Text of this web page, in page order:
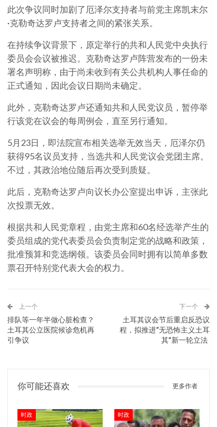
此次争议同时加剧了厄泽尔支持者与前党主席凯末尔
·克勒奇达罗卢支持者之间的紧张关系。
在持续争议背景下，原定举行的共和人民党中央执行
委员会会议被推迟。克勒奇达罗卢阵营发布的一份未
署名声明称，由于尚未收到有关公共机构人事任命的
正式通知，因此会议日期尚未确定。
此外，克勒奇达罗卢还通知共和人民党议员，暂停举
行该党在议会的每周例会，直至另行通知。
5月23日，即法院宣布相关选举无效当天，厄泽尔仍
获得95名议员支持，当选共和人民党议会党团主席。
不过，其政治地位随后再次受到质疑。
此后，克勒奇达罗卢向议长办公室提出申诉，主张此
次投票无效。
根据共和人民党章程，由党主席和60名经选举产生的
委员组成的党代表委员会负责制定党的战略和政策，
批准预算和竞选纲领。该委员会同时拥有以简单多数
票召开特别党代表大会的权力。
上一个
排队等一年半做心脏检查？
土耳其公立医院候诊危机再
引争议
下一个
土耳其议会节后重启反恐议
程，拟推进“无恐怖主义土耳
其”新一轮立法
你可能还喜欢 更多作者
时政 时政